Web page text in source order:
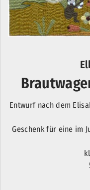
Entwurf nach dem
Geschenk für eine im